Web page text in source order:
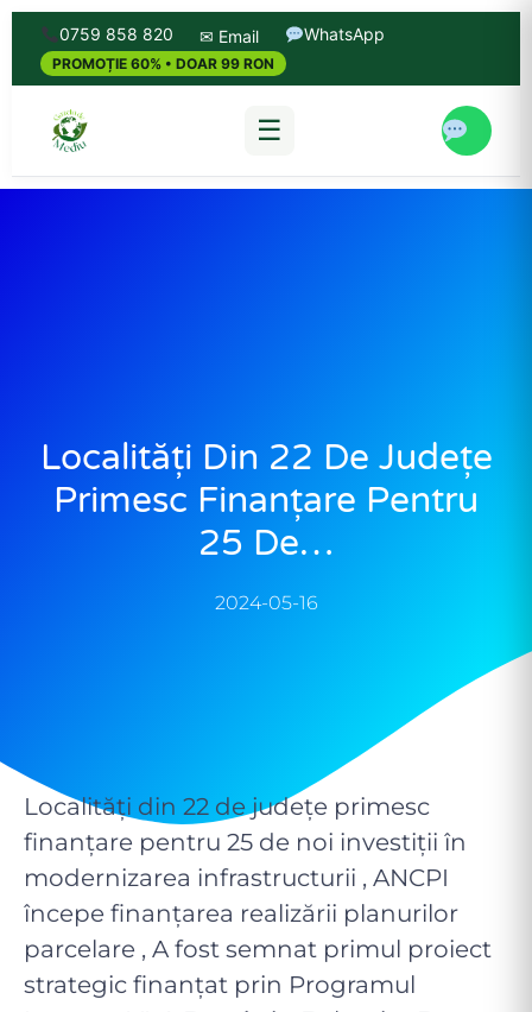
0759 858 820 ✉ Email WhatsApp
PROMOȚIE 60% • DOAR 99 RON
☰
Localități Din 22 De Județe
Primesc Finanțare Pentru
25 De…
2024-05-16
Localități din 22 de județe primesc
finanțare pentru 25 de noi investiții în
modernizarea infrastructurii , ANCPI
începe finanțarea realizării planurilor
parcelare , A fost semnat primul proiect
strategic finanțat prin Programul